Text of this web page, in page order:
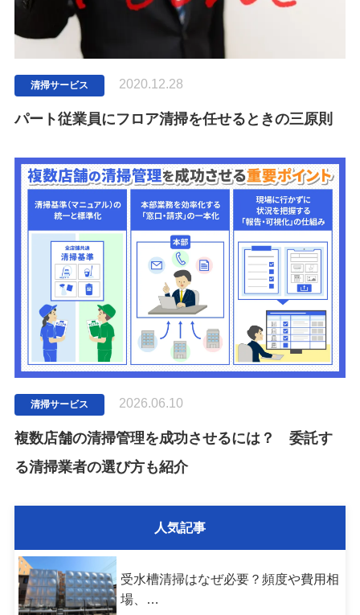
人気記事
受水槽清掃はなぜ必要？頻度や費用相
場、…
清掃サービス 2020.12.28
パート従業員にフロア清掃を任せるときの三原則
清掃サービス 2026.06.10
複数店舗の清掃管理を成功させるには？ 委託す
る清掃業者の選び方も紹介